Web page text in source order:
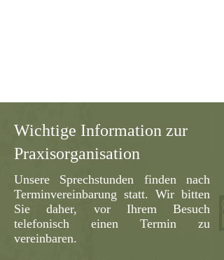
Wichtige Information zur
Praxisorganisation
Unsere Sprechstunden finden nach
Terminvereinbarung statt. Wir bitten
Sie daher, vor Ihrem Besuch
telefonisch einen Termin zu
vereinbaren.